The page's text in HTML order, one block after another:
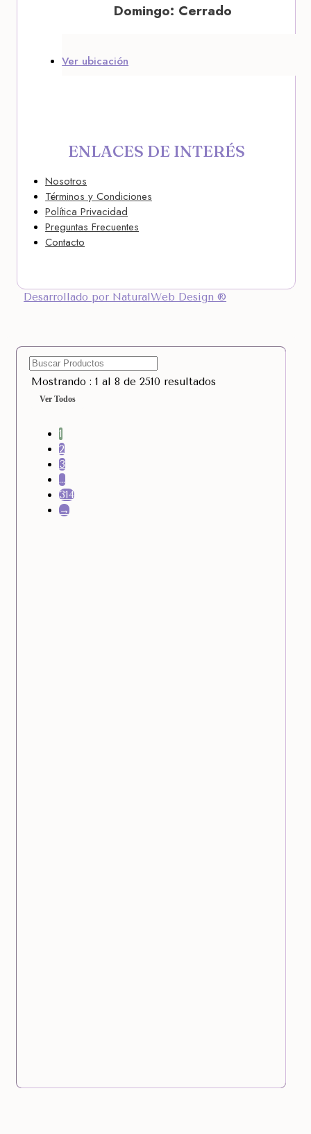
Domingo: Cerrado
Ver ubicación
ENLACES DE INTERÉS
Nosotros
Términos y Condiciones
Política Privacidad
Preguntas Frecuentes
Contacto
Desarrollado por NaturalWeb Design ®
Mostrando : 1 al 8 de 2510 resultados
Ver Todos
1
2
3
…
314
→